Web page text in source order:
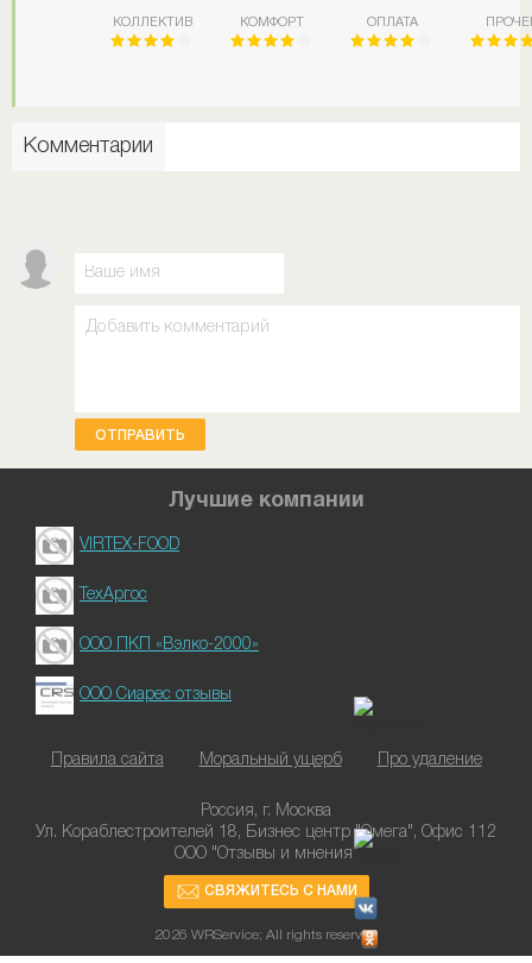
КОЛЛЕКТИВ КОМФОРТ ОПЛАТА
Комментарии
ОТПРАВИТЬ
Лучшие компании
VIRTEX-FOOD
ТехАргос
ООО ПКП «Вэлко-2000»
ООО Сиарес отзывы
Правила сайта Моральный ущерб Про удаление
Россия, г. Москва
Ул. Кораблестроителей 18, Бизнес центр "Омега", Офис 112
ООО "Отзывы и мнения"
СВЯЖИТЕСЬ С НАМИ
2026 WRService; All rights reserved